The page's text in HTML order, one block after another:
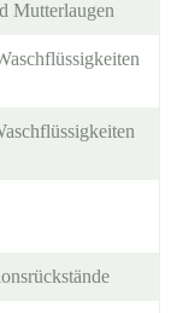
Mutterlaugen